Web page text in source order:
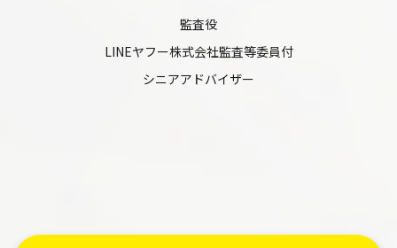
監査役
LINEヤフー株式会社監査等委員付
シニアアドバイザー